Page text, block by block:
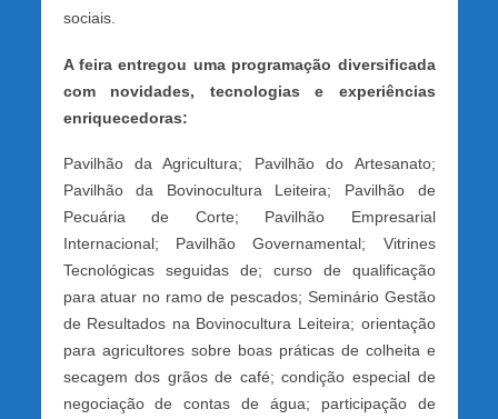
sociais.
A feira entregou uma programação diversificada
com novidades, tecnologias e experiências
enriquecedoras:
Pavilhão da Agricultura; Pavilhão do Artesanato;
Pavilhão da Bovinocultura Leiteira; Pavilhão de
Pecuária de Corte; Pavilhão Empresarial
Internacional; Pavilhão Governamental; Vitrines
Tecnológicas seguidas de; curso de qualificação
para atuar no ramo de pescados; Seminário Gestão
de Resultados na Bovinocultura Leiteira; orientação
para agricultores sobre boas práticas de colheita e
secagem dos grãos de café; condição especial de
negociação de contas de água; participação de